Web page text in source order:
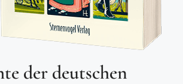
der deutschen